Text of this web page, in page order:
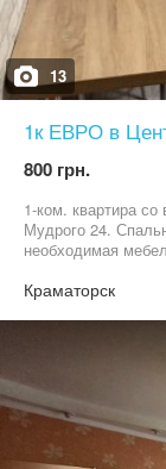
13
1к ЕВРО в
800 грн.
1-ком. квартира
Мудрого 24.
необходимая
Краматорск